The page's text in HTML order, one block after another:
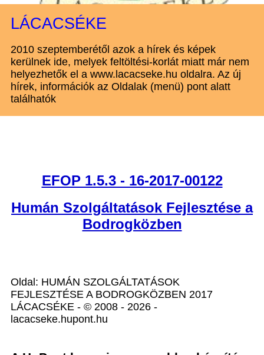
LÁCACSÉKE
2010 szeptemberétől azok a hírek és képek
kerülnek ide, melyek feltöltési-korlát miatt már nem
helyezhetők el a www.lacacseke.hu oldalra. Az új
hírek, információk az Oldalak (menü) pont alatt
találhatók
EFOP 1.5.3 - 16-2017-00122
Humán Szolgáltatások Fejlesztése a
Bodrogközben
Oldal: HUMÁN SZOLGÁLTATÁSOK
FEJLESZTÉSE A BODROGKÖZBEN 2017
LÁCACSÉKE - © 2008 - 2026 -
lacacseke.hupont.hu